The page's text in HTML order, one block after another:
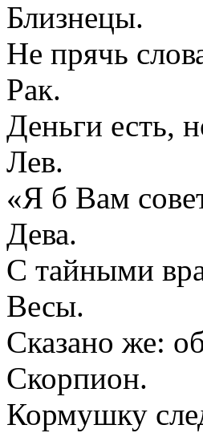
Близнецы.
Не прячь
Рак.
Деньги есть,
Лев.
«Я б Вам
Дева.
С тайными
Весы.
Сказано же:
Скорпион.
Кормушку